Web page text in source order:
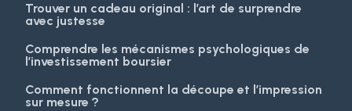
Trouver un cadeau original : l’art de surprendre
avec justesse
Comprendre les mécanismes psychologiques de
l’investissement boursier
Comment fonctionnent la découpe et l’impression
sur mesure ?